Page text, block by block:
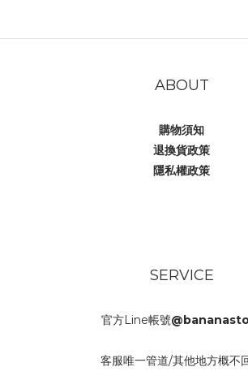
ABOUT
購物須知
退換貨政策
隱私權政策
SERVICE
官方Line帳號
客服唯一管道/其他地方概不